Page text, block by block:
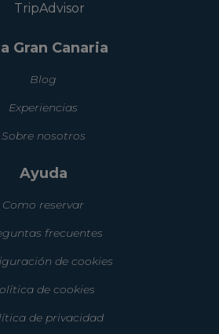
Gran Canaria
Blog
Experiencias
Sobre nosotros
Ayuda
Como reservar
frecuentes
de cookies
de cookies
de privacidad